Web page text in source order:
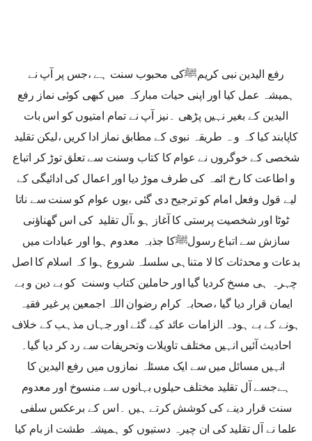
رفع الیدین نبی کریمﷺکی محبوب سنت ہے ،جس پر آپ نے
ہمیشہ عمل کیا اور اپنی حیات مبارکہ میں کبھی کوئی نماز رفع
الیدین کے بغیر نہیں پڑھی ۔نیز آپ نے تمام امتیوں کو اس بات
کاپابند کیا کہ و ہ طریقہ نبوی کے مطابق نماز ادا کریں ،لیکن تقلید
شخصی کے خوگروں نے عوام کا کتاب وسنت سے تعلق توڑ کر اتباع
و اطاعت کا رخ ائمہ کی طرف موڑ دیا اور اعمال کی ادائیگی کے
لیے قول وفعل امام کو ترجیح دی گئی ،یوں عوام کو سنت سے ناتا
ٹوٹا اور شخصیت پرستی کا آغاز ہو ،آل تقلید کی اس گھناؤنی
سازش سے اتباع رسولﷺکا جذبہ معدوم ہوا اور عبادات میں
بدعات و محدثات کا لا متناہی سلسلہ شروع ہوا کہ اسلام کا اصل
چہرہ ہی مسخ کردیا گیا اور حاملین کتاب وسنت کو بے دین و بے
ایمان قرار دیا گیا ،صحابہ کرام رضوان اللہ اجمعین پر غیر فقیہ
ہونے کے بے ہودہ الزامات عائد کیے گئے اور جہاں مذہب کے خلاف
احادیث آئیں انہیں مختلف تاویلات وتحریفات سے رد کر دیا گیا۔
انہیں مسائل میں سے ایک مسئلہ نمازوں میں رفع الیدین کا
ہےجسے آل تقلید مختلف حیلوں بہانوں سے منسوخ اور معدوم
سنت قرار دینے کی کوشش کرتے ہیں ۔اس کے برعکس سلفی
علما نے آل تقلید کی ان چیرہ دستیوں کو ہمیشہ طشت از بام کیا